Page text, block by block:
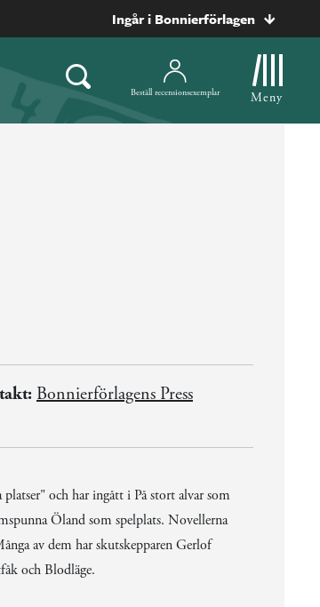
Ingår i Bonnierförlagen
Beställ recensionsexemplar Meny
Bonnierförlagens Press
och har ingått i På stort alvar som
Öland som spelplats. Novellerna
av dem har skutskepparen Gerlof
och Blodläge.